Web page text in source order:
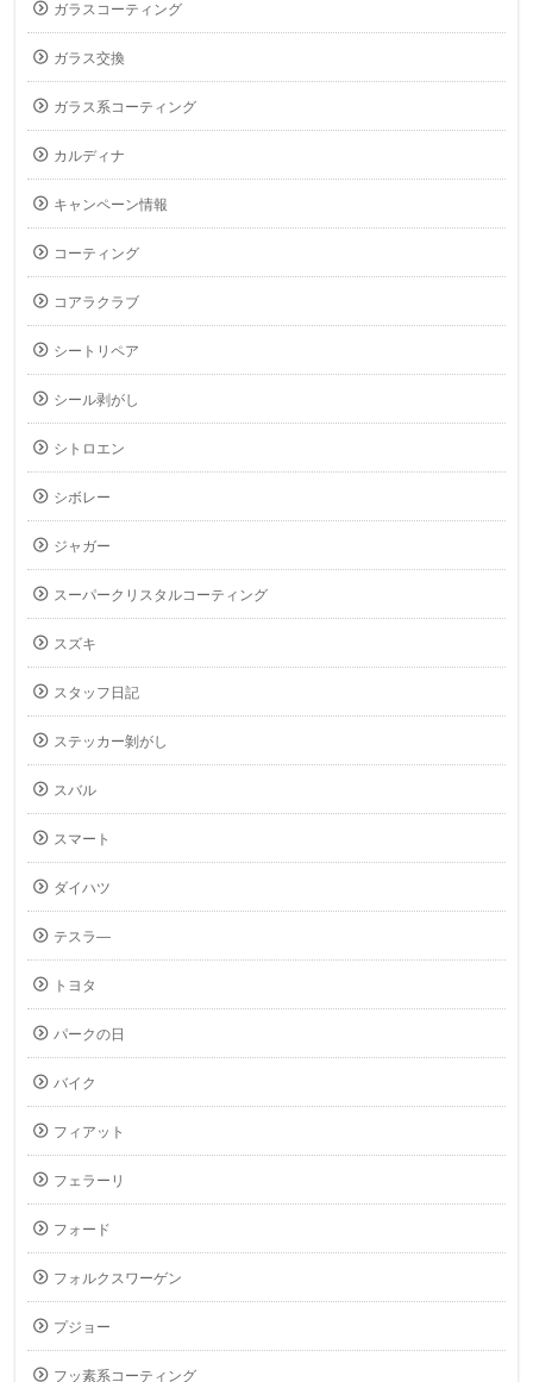
ガラスコーティング
ガラス交換
ガラス系コーティング
カルディナ
キャンペーン情報
コーティング
コアラクラブ
シートリペア
シール剥がし
シトロエン
シボレー
ジャガー
スーパークリスタルコーティング
スズキ
スタッフ日記
ステッカー剝がし
スバル
スマート
ダイハツ
テスラ―
トヨタ
パークの日
バイク
フィアット
フェラーリ
フォード
フォルクスワーゲン
プジョー
フッ素系コーティング